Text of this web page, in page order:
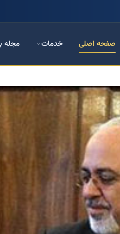
صفحه اصلی خدمات مجله